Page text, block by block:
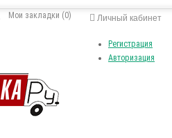
Личный кабинет
Регистрация
Авторизация
Мои закладки (0)